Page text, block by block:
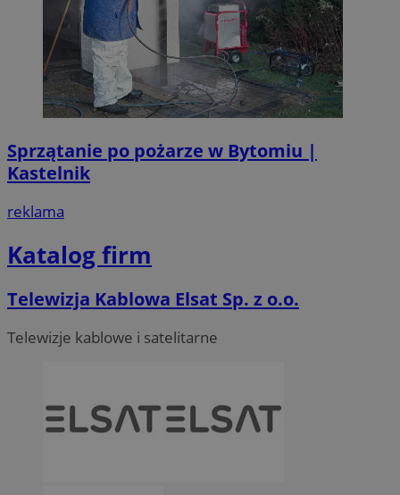
Sprzątanie po pożarze w Bytomiu |
Kastelnik
reklama
Katalog firm
Telewizja Kablowa Elsat Sp. z o.o.
Telewizje kablowe i satelitarne